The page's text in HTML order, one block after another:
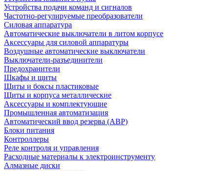
Устройства подачи команд и сигналов
Частотно-регулируемые преобразователи
Силовая аппаратура
Автоматические выключатели в литом корпусе
Аксессуары для силовой аппаратуры
Воздушные автоматические выключатели
Выключатели-разъединители
Предохранители
Шкафы и щиты
Щиты и боксы пластиковые
Щиты и корпуса металлические
Аксессуары и комплектующие
Промышленная автоматизация
Автоматический ввод резерва (АВР)
Блоки питания
Контроллеры
Реле контроля и управления
Расходные материалы к электроинструменту
Алмазные диски